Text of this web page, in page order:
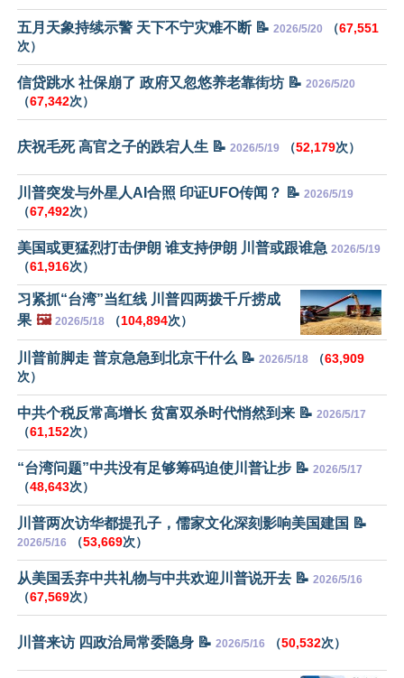
五月天象持续示警 天下不宁灾难不断 📝 2026/5/20 （67,551
次）
信贷跳水 社保崩了 政府又忽悠养老靠街坊 📝 2026/5/20
（67,342次）
庆祝毛死 高官之子的跌宕人生 📝 2026/5/19 （52,179次）
川普突发与外星人AI合照 印证UFO传闻？ 📝 2026/5/19
（67,492次）
美国或更猛烈打击伊朗 谁支持伊朗 川普或跟谁急 2026/5/19
（61,916次）
习紧抓“台湾”当红线 川普四两拨千斤捞成
果 🖼️ 2026/5/18 （104,894次）
川普前脚走 普京急急到北京干什么 📝 2026/5/18 （63,909
次）
中共个税反常高增长 贫富双杀时代悄然到来 📝 2026/5/17
（61,152次）
“台湾问题”中共没有足够筹码迫使川普让步 📝 2026/5/17
（48,643次）
川普两次访华都提孔子，儒家文化深刻影响美国建国 📝
2026/5/16 （53,669次）
从美国丢弃中共礼物与中共欢迎川普说开去 📝 2026/5/16
（67,569次）
川普来访 四政治局常委隐身 📝 2026/5/16 （50,532次）